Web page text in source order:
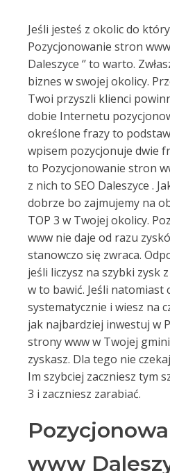
Jeśli jesteś z okolic do
Pozycjonowanie stron
Daleszyce ‘’ to warto.
biznes w swojej okolicy.
Twoi przyszli klienci
dobie Internetu
określone frazy to
wpisem pozycjonuje dwie
to Pozycjonowanie stron
z nich to SEO Daleszyce .
dobrze bo zajmujemy na
TOP 3 w Twojej okolicy.
www nie daje od razu
stanowczo się zwraca.
jeśli liczysz na szybki zysk
w to bawić. Jeśli natomiast
systematycznie i wiesz na
jak najbardziej inwestuj w
strony www w Twojej
zyskasz. Dla tego nie
Im szybciej zaczniesz tym
3 i zaczniesz zarabiać.
www